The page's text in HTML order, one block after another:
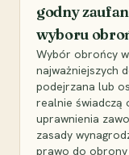
godny
wyboru
Wybór obrońcy
najważniejszych
podejrzana lub
realnie świadczą
uprawnienia
zasady
prawo do